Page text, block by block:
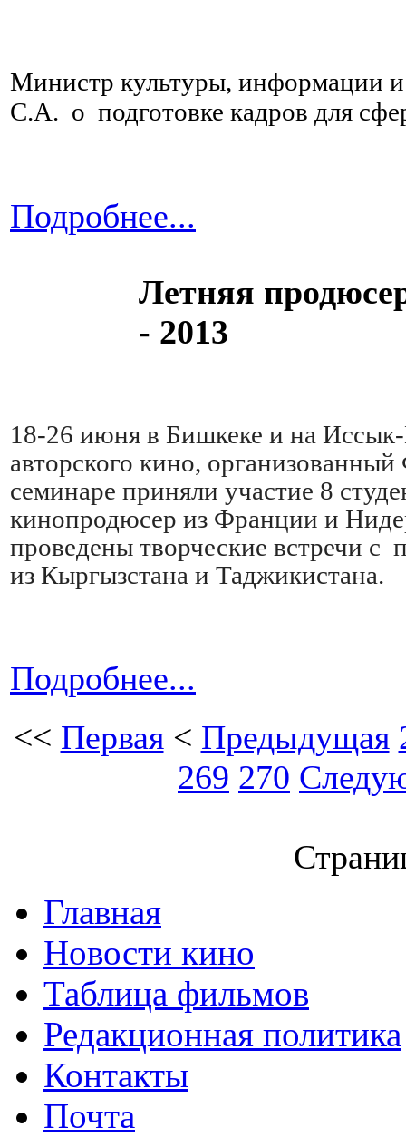
Министр культуры, информации
С.А. о подготовке кадров для
Подробнее...
Летняя
- 2013
18-26 июня в Бишкеке и на Иссык-
авторского кино,
семинаре приняли участие 8
кинопродюсер из Франции и
проведены творческие встречи
из Кыргызстана и Таджикистана.
Подробнее...
<< Первая< Предыдущая
269 270
Главная
Новости кино
Таблица фильмов
Редакционная политика
Контакты
Почта